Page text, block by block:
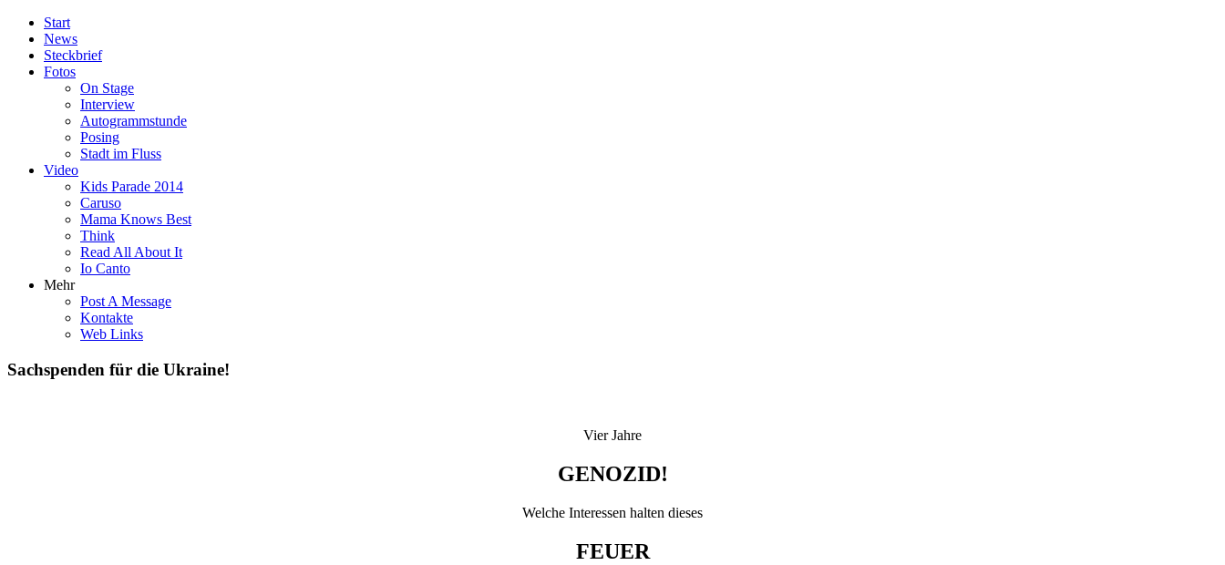
Start
News
Steckbrief
Fotos
On Stage
Interview
Autogrammstunde
Posing
Stadt im Fluss
Video
Kids Parade 2014
Caruso
Mama Knows Best
Think
Read All About It
Io Canto
Mehr
Post A Message
Kontakte
Web Links
Sachspenden für die Ukraine!
Vier Jahre
GENOZID!
Welche Interessen halten dieses
FEUER